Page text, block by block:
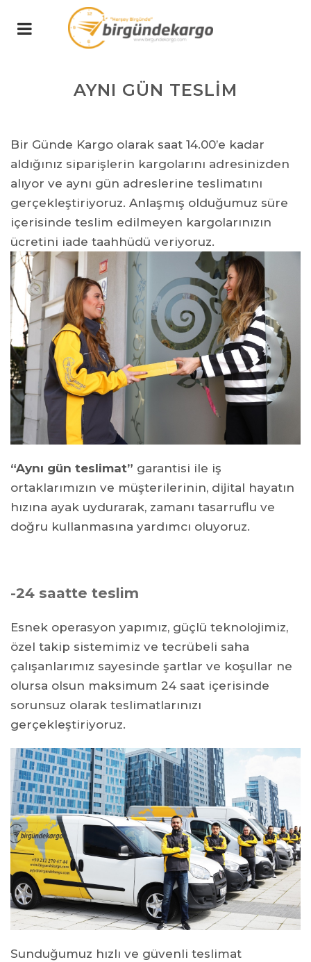
AYNI GÜN TESLİM
Bir Günde Kargo olarak saat 14.00’e kadar
aldığınız siparişlerin kargolarını adresinizden
alıyor ve aynı gün adreslerine teslimatını
gerçekleştiriyoruz. Anlaşmış olduğumuz süre
içerisinde teslim edilmeyen kargolarınızın
ücretini iade taahhüdü veriyoruz.
“Aynı gün teslimat” garantisi ile iş
ortaklarımızın ve müşterilerinin, dijital hayatın
hızına ayak uydurarak, zamanı tasarruflu ve
doğru kullanmasına yardımcı oluyoruz.
-24 saatte teslim
Esnek operasyon yapımız, güçlü teknolojimiz,
özel takip sistemimiz ve tecrübeli saha
çalışanlarımız sayesinde şartlar ve koşullar ne
olursa olsun maksimum 24 saat içerisinde
sorunsuz olarak teslimatlarınızı
gerçekleştiriyoruz.
Sunduğumuz hızlı ve güvenli teslimat